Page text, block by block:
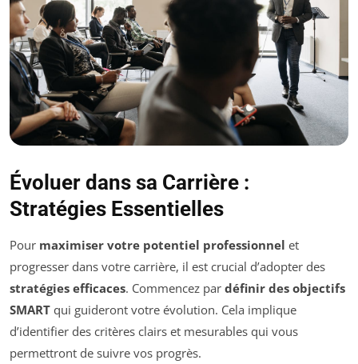
Évoluer dans sa Carrière :
Stratégies Essentielles
Pour maximiser votre potentiel professionnel et
progresser dans votre carrière, il est crucial d’adopter des
stratégies efficaces. Commencez par définir des objectifs
SMART qui guideront votre évolution. Cela implique
d’identifier des critères clairs et mesurables qui vous
permettront de suivre vos progrès.